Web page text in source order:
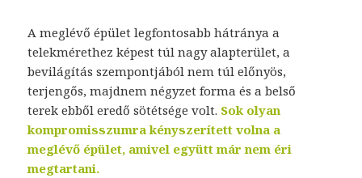
A meglévő épület legfontosabb hátránya a
telekmérethez képest túl nagy alapterület, a
bevilágítás szempontjából nem túl előnyös,
terjengős, majdnem négyzet forma és a belső
terek ebből eredő sötétsége volt. Sok olyan
kompromisszumra kényszerített volna a
meglévő épület, amivel együtt már nem éri
megtartani.